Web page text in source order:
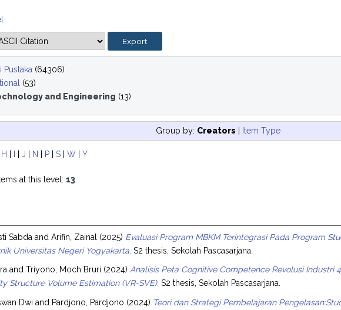
Pustaka (64306)
(53)
and Engineering (13)
Group by: Creators Item Type
H |J N P |S |W |Y
at this level:13.
Sabda andArifin, Zainal (2025) Evaluasi Program MBKM Terintegrasi Pada Program
Universitas Negeri Yogyakarta. S2 thesis, Sekolah Pascasarjana.
andTriyono, Moch Bruri (2024)Analisis Peta Cognitive Competence Revolusi Industri
Structure Volume Estimation (VR-SVE). S2 thesis, Sekolah Pascasarjana.
Dwi and Pardjono, Pardjono (2024) Teori dan Strategi Pembelajaran